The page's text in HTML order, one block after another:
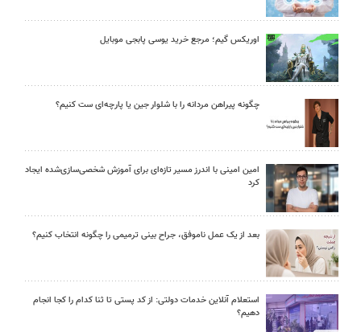
اوریکس گیم؛ مرجع خرید یوسی پابجی موبایل
چگونه پیراهن مردانه را با شلوار جین یا پارچه‌ای ست کنیم؟
امین امینی با اندرز مسیر تازه‌ای برای آموزش شخصی‌سازی‌شده ایجاد
کرد
بعد از یک عمل ناموفق، جراح بینی ترمیمی را چگونه انتخاب کنیم؟
استعلام آنلاین خدمات دولتی: از کد پستی تا ثنا کدام را کجا انجام
دهیم؟